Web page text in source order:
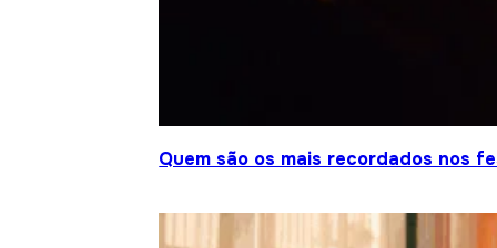
Quem são os mais recordados nos